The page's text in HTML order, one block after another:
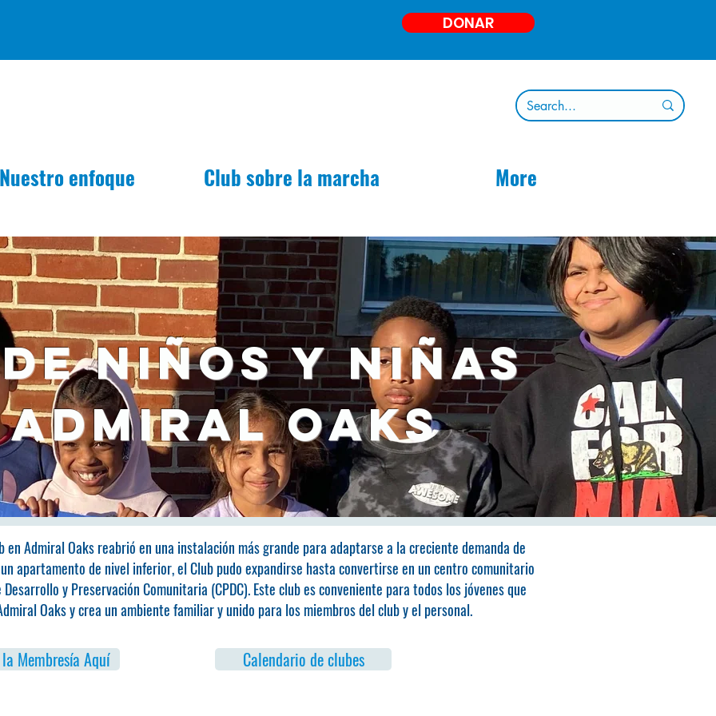
DONAR
Nuestro enfoque Club sobre la marcha More
niños y niñas
Admiral Oaks
en Admiral Oaks reabrió en una instalación más grande para adaptarse a la creciente demanda de
apartamento de nivel inferior, el Club pudo expandirse hasta convertirse en un centro comunitario
y Preservación Comunitaria (CPDC). Este club es conveniente para todos los jóvenes que
Oaks y crea un ambiente familiar y unido para los miembros del club y el personal.
Membresía Aquí Calendario de clubes